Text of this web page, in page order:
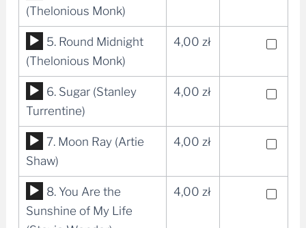
plików
dźwiękowych
(Thelonious Monk)
Odtwarzacz
plików
dźwiękowych
5. Round Midnight
(Thelonious Monk)
4,00 zł
Odtwarzacz
plików
dźwiękowych
6. Sugar (Stanley
Turrentine)
4,00 zł
Odtwarzacz
plików
dźwiękowych
7. Moon Ray (Artie
Shaw)
4,00 zł
Odtwarzacz
plików
8. You Are the
Sunshine of My Life
4,00 zł